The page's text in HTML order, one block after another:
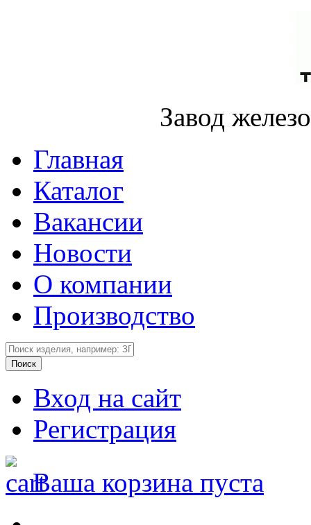
Завод
Главная
Каталог
Вакансии
Новости
О компании
Производство
Вход на сайт
Регистрация
Ваша корзина пуста